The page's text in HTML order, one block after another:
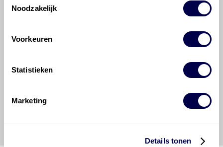
Noodzakelijk
Voorkeuren
Statistieken
Marketing
Details tonen
wettelijke verplichting bestaat, voor schade of verlies
veroorzaakt door fouten of omissies in de verstrekte
raadplegen en te gebruiken erkent de gebruiker dat
hij/zij de ervaring, de kennis en het vermogen heeft
om de vereiste onderhoudswerkzaamheden op een
veilige en verantwoorde manier uit te voeren. Hij/zij
voor enig verlies, letsel, claim en schade
veroorzaakt door een onjuiste interpretatie of een